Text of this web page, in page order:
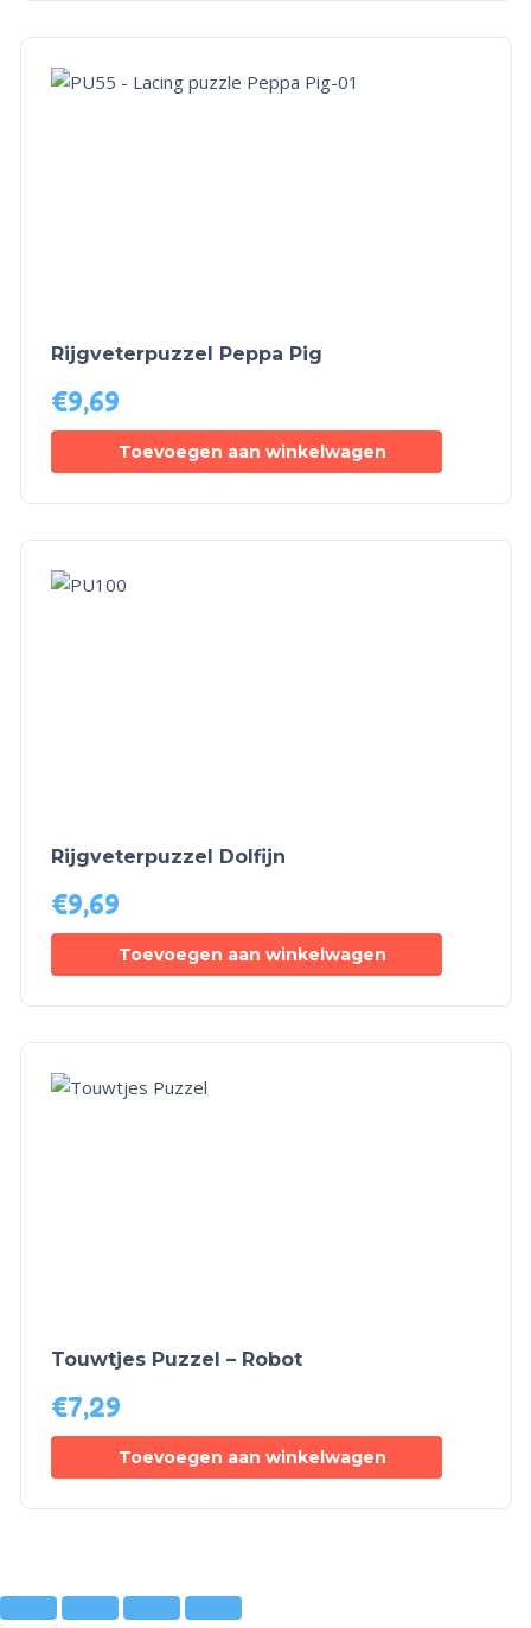
Rijgveterpuzzel Peppa Pig
€9,69
Toevoegen aan winkelwagen
Rijgveterpuzzel Dolfijn
€9,69
Toevoegen aan winkelwagen
Touwtjes Puzzel – Robot
€7,29
Toevoegen aan winkelwagen